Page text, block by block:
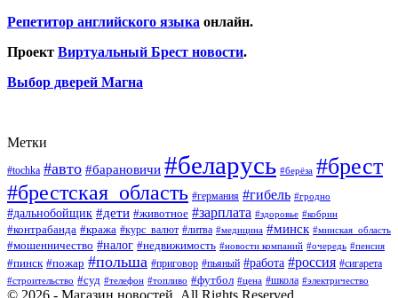
Репетитор английского языка онлайн.
Проект Виртуальный Брест новости.
Выбор дверей Магна
Метки
#tochka #авто #барановичи #беларусь #берёза #брест
#брестская_область #германия #гибель #гродно
#дальнобойщик #дети #животное #зарплата #здоровье #кобрин
#контрабанда #кража #курс_валют #литва #медицина #минск #минская_область
#мошенничество #налог #недвижимость #новости компаний #очередь #пенсия
#пинск #пожар #польша #приговор #пьяный #работа #россия #сигарета
#строительство #суд #телефон #топливо #футбол #цена #школа #электричество
© 2026 - Магазин новостей. All Rights Reserved.